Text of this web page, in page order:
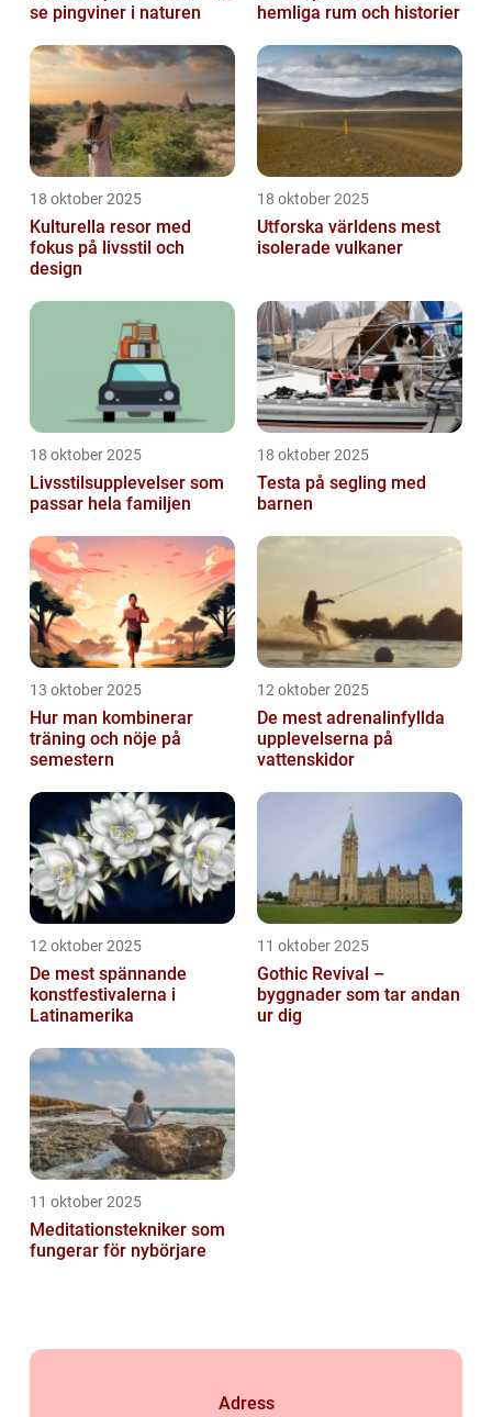
se pingviner i naturen
hemliga rum och historier
18 oktober 2025
Kulturella resor med
fokus på livsstil och
design
18 oktober 2025
Utforska världens mest
isolerade vulkaner
18 oktober 2025
Livsstilsupplevelser som
passar hela familjen
18 oktober 2025
Testa på segling med
barnen
13 oktober 2025
Hur man kombinerar
träning och nöje på
semestern
12 oktober 2025
De mest adrenalinfyllda
upplevelserna på
vattenskidor
12 oktober 2025
De mest spännande
konstfestivalerna i
Latinamerika
11 oktober 2025
Gothic Revival –
byggnader som tar andan
ur dig
11 oktober 2025
Meditationstekniker som
fungerar för nybörjare
Adress